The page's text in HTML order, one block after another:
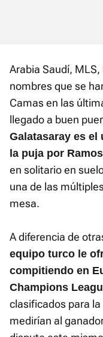
Arabia Saudí,
nombres que se
Camas en las
llegado a buen
Galatasaray es
la puja por Ramos
en solitario en
una de las
mesa.
A diferencia de
equipo turco le
compitiendo en
Champions
clasificados para
medirían al